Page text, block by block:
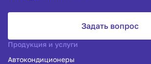
Задать вопрос
Продукция и услуги
Автокондиционеры